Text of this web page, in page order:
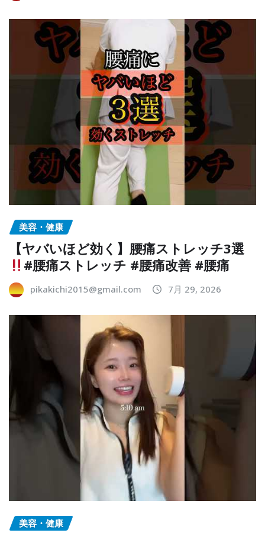
美容・健康
【ヤバいほど効く】腰痛ストレッチ3選
#腰痛ストレッチ #腰痛改善 #腰痛
pikakichi2015@gmail.com 7月 29, 2026
美容・健康